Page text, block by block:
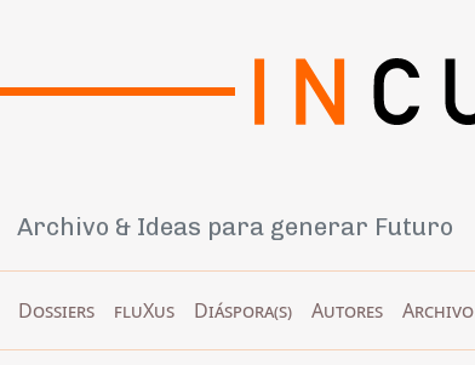
Archivo & Ideas para generar Futuro
Dossiers fluXus Diáspora(s) Autores Archivo